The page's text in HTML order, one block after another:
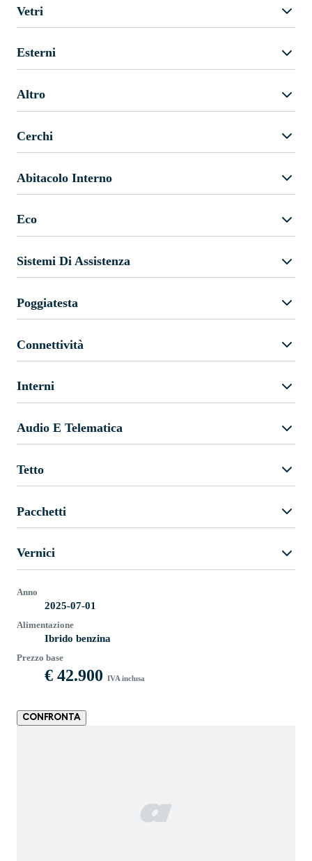
Vetri
Esterni
Altro
Cerchi
Abitacolo Interno
Eco
Sistemi Di Assistenza
Poggiatesta
Connettività
Interni
Audio E Telematica
Tetto
Pacchetti
Vernici
Anno
2025-07-01
Alimentazione
Ibrido benzina
Prezzo base
€ 42.900 IVA inclusa
CONFRONTA